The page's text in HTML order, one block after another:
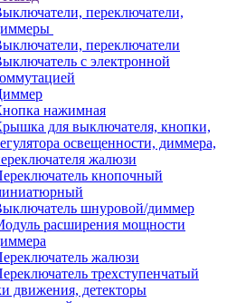
переключатели,
переключатели
с электронной
нажимная
для выключателя, кнопки,
освещенности, диммера,
жалюзи
кнопочный
шнуровой/диммер
расширения мощности
жалюзи
трехступенчатый
движения, детекторы